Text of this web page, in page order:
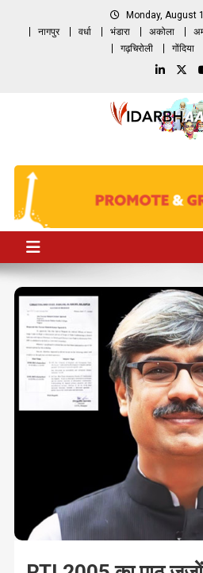
Monday, August
नागपुर
वर्धा भंडारा अकोला
गढ़चिरोली
गोंदिया